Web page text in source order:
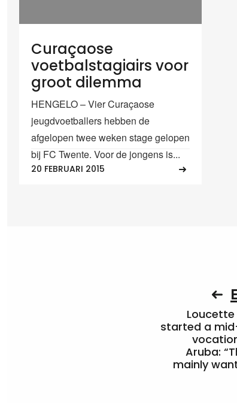
Curaçaose
voetbalstagiairs voor
groot dilemma
HENGELO – Vier Curaçaose
jeugdvoetballers hebben de
afgelopen twee weken stage gelopen
bij FC Twente. Voor de jongens is...
20 FEBRUARI 2015
Loucette
started a
Aruba:
mainly